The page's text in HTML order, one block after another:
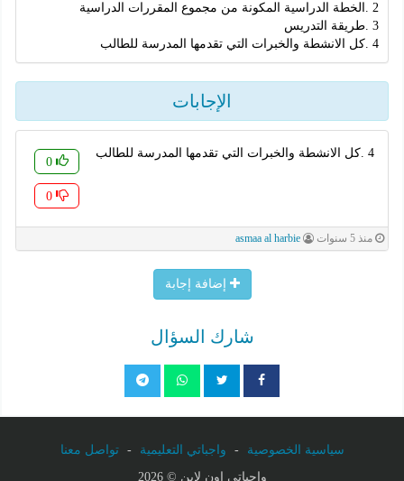
2 .الخطة الدراسية المكونة من مجموع المقررات الدراسية
3 .طريقة التدريس
4 .كل الانشطة والخبرات التي تقدمها المدرسة للطالب
الإجابات
0
0
4 .كل الانشطة والخبرات التي تقدمها المدرسة للطالب
منذ 5 سنوات asmaa al harbie
إضافة إجابة
شارك السؤال
سياسية الخصوصية - واجباتي التعليمية -
تواصل معنا
واجباتي اون لاين © 2026